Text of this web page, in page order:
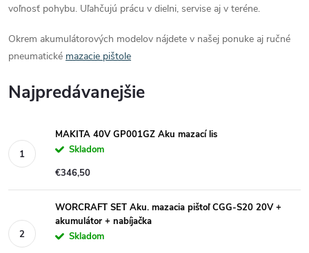
voľnosť pohybu. Uľahčujú prácu v dielni, servise aj v teréne.
Okrem akumulátorových modelov nájdete v našej ponuke aj ručné
pneumatické mazacie pištole
Najpredávanejšie
MAKITA 40V GP001GZ Aku mazací lis
Skladom
€346,50
WORCRAFT SET Aku. mazacia pištoľ CGG-S20 20V +
akumulátor + nabíjačka
Skladom